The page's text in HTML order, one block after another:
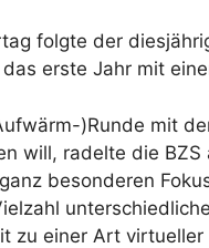
folgte der
erste Jahr mit
)Runde mit
will, radelte die
besonderen
zu einer Art